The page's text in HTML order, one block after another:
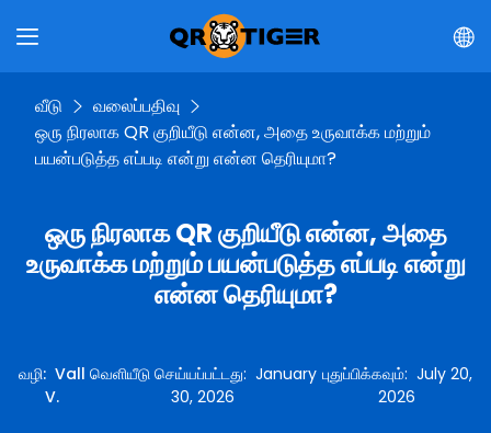
வீடு
வலைப்பதிவு
ஒரு நிரலாக QR குறியீடு என்ன, அதை உருவாக்க மற்றும்
பயன்படுத்த எப்படி என்று என்ன தெரியுமா?
ஒரு நிரலாக QR குறியீடு என்ன, அதை
உருவாக்க மற்றும் பயன்படுத்த எப்படி என்று
என்ன தெரியுமா?
வழி: Vall
V.
வெளியீடு செய்யப்பட்டது: January
30, 2026
புதுப்பிக்கவும்: July 20,
2026